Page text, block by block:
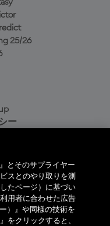
25/26
ー
シー
リ
』とそのサプライヤー
スとのやり取りを測
たページ）に基づい
用者に合わせた広告
）』や同様の技術を
をクリックすると、